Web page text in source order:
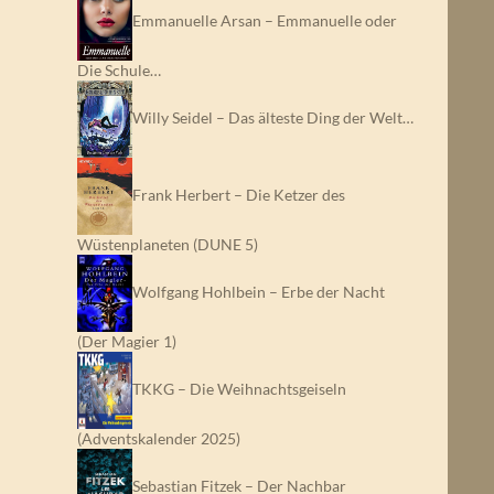
Emmanuelle Arsan – Emmanuelle oder
Die Schule…
Willy Seidel – Das älteste Ding der Welt…
Frank Herbert – Die Ketzer des
Wüstenplaneten (DUNE 5)
Wolfgang Hohlbein – Erbe der Nacht
(Der Magier 1)
TKKG – Die Weihnachtsgeiseln
(Adventskalender 2025)
Sebastian Fitzek – Der Nachbar